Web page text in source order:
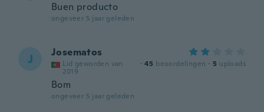
Buen producto
ongeveer 5 jaar geleden
J Josematos
Lid geworden van
2019
· 45 beoordelingen · 5 uploads
Bom
ongeveer 5 jaar geleden